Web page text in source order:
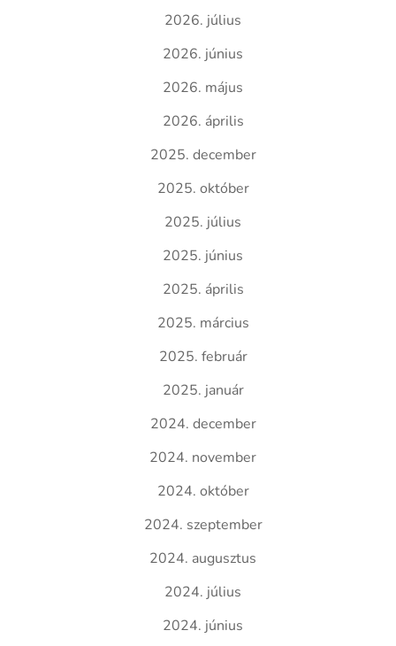
2026. július
2026. június
2026. május
2026. április
2025. december
2025. október
2025. július
2025. június
2025. április
2025. március
2025. február
2025. január
2024. december
2024. november
2024. október
2024. szeptember
2024. augusztus
2024. július
2024. június